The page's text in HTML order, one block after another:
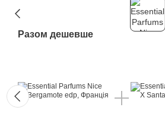
Разом дешевше